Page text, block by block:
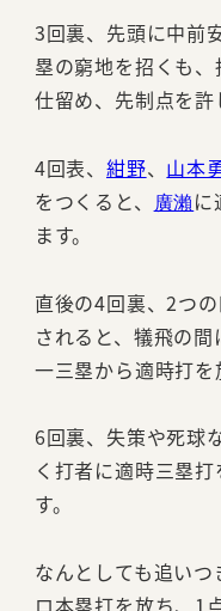
3回裏、先頭に中前
塁の窮地を招くも、
仕留め、先制点を許
4回表、 紺野、 山本
をつくると、 廣瀨に
ます。
直後の4回裏、2つ
されると、犠飛の
一三塁から適時打を
6回裏、失策や死球
く打者に適時三塁
す。
なんとしても追い
ロ本塁打を放ち、1